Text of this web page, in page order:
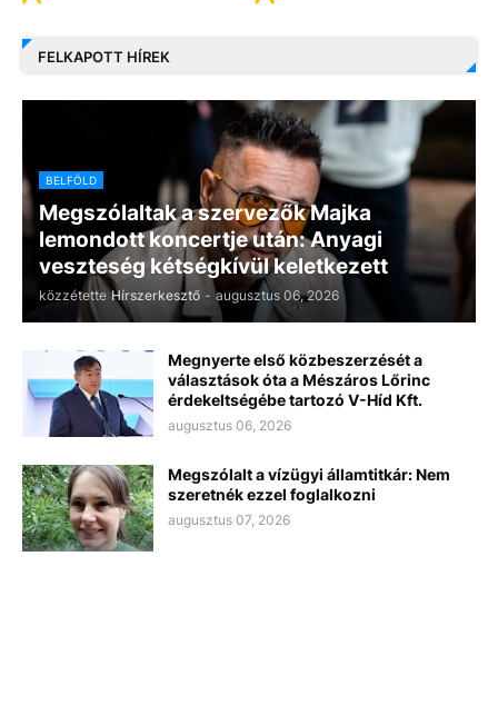
FELKAPOTT HÍREK
BELFÖLD
Megszólaltak a szervezők Majka
lemondott koncertje után: Anyagi
veszteség kétségkívül keletkezett
közzétette Hírszerkesztő - augusztus 06, 2026
Megnyerte első közbeszerzését a
választások óta a Mészáros Lőrinc
érdekeltségébe tartozó V-Híd Kft.
augusztus 06, 2026
Megszólalt a vízügyi államtitkár: Nem
szeretnék ezzel foglalkozni
augusztus 07, 2026